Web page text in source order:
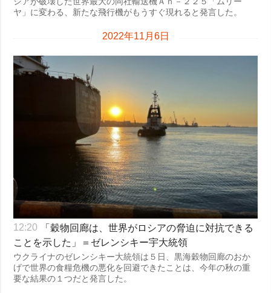
ヤ」に変わる、新たな飛行機がもうすぐ現れると発言した。
2022年11月6日
12:20
「穀物回廊は、世界がロシアの脅迫に対抗できる
ことを示した」＝ゼレンシキー宇大統領
ウクライナのゼレンシキー大統領は５日、黒海穀物回廊のおか
げで世界の食糧危機の悪化を回避できたことは、今年の秋の重
要な結果の１つだと発言した。